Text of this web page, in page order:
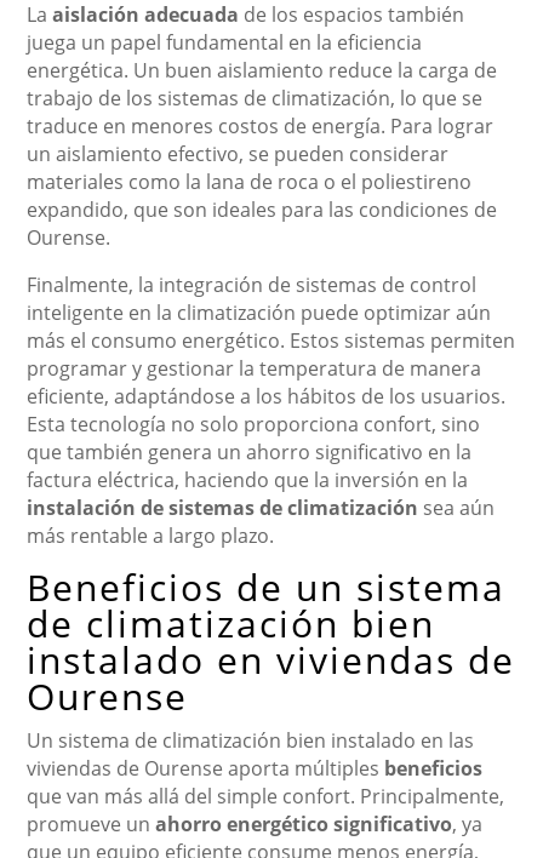
Laaislación adecuada de los espacios también
juega un papel fundamental en la eficiencia
energética. Un buen aislamiento reduce la carga de
trabajo de los sistemas de climatización, lo que se
traduce en menores costos de energía. Para lograr
un aislamiento efectivo, se pueden considerar
materiales como la lana de roca o el poliestireno
expandido, que son ideales para las condiciones de
Ourense.
Finalmente, la integración de sistemas de control
inteligente en la climatización puede optimizar aún
más el consumo energético. Estos sistemas permiten
programar y gestionar la temperatura de manera
eficiente, adaptándose a los hábitos de los usuarios.
Esta tecnología no solo proporciona confort, sino
que también genera un ahorro significativo en la
factura eléctrica, haciendo que la inversión en la
instalación de sistemas de climatización sea aún
más rentable a largo plazo.
Beneficios de un sistema
de climatización bien
instalado en viviendas de
Ourense
Un sistema de climatización bien instalado en las
viviendas de Ourense aporta múltiples beneficios
que van más allá del simple confort. Principalmente,
promueve unahorro energético significativo, ya
que un equipo eficiente consume menos energía,